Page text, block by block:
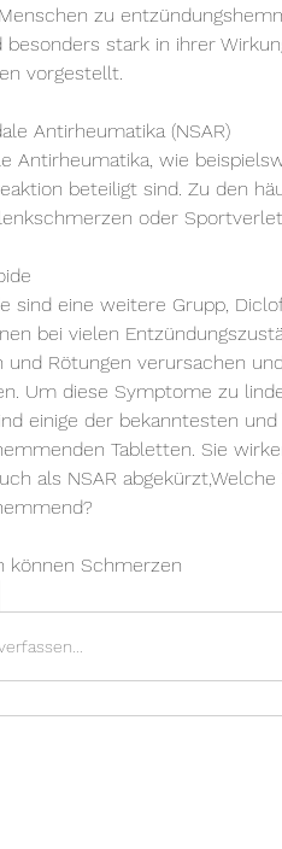
besonders stark in ihrer
vorgestellt.
Antirheumatika (NSAR)
Antirheumatika, wie
beteiligt sind. Zu den
oder
sind eine weitere Grupp,
bei vielen
und Rötungen verursachen
Um diese Symptome zu
einige der bekanntesten
Tabletten. Sie
als NSAR
können Schmerzen